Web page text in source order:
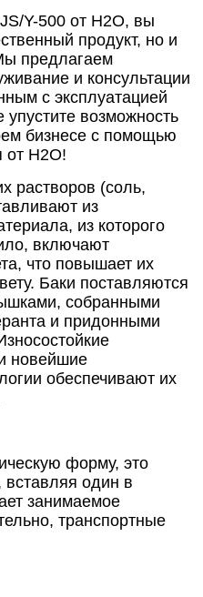
Y-500 от Н2О, вы
продукт, но и
предлагаем
и консультации
с эксплуатацией
возможность
бизнесе с помощью
от Н2О!
растворов (соль,
из
из которого
включают
что повышает их
Баки поставляются
собранными
и придонными
новейшие
обеспечивают их
форму, это
вставляя один в
занимаемое
транспортные